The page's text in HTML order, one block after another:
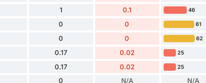
1 0.1 46
0 0 61
0 0 62
0.17 0.02 25
0.17 0.02 25
0 N/A N/A